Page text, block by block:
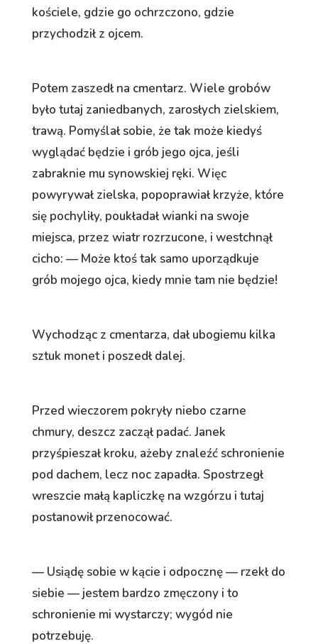
kościele, gdzie go ochrzczono, gdzie
przychodził z ojcem.
Potem zaszedł na cmentarz. Wiele grobów
było tutaj zaniedbanych, zarosłych zielskiem,
trawą. Pomyślał sobie, że tak może kiedyś
wyglądać będzie i grób jego ojca, jeśli
zabraknie mu synowskiej ręki. Więc
powyrywał zielska, popoprawiał krzyże, które
się pochyliły, poukładał wianki na swoje
miejsca, przez wiatr rozrzucone, i westchnął
cicho: — Może ktoś tak samo uporządkuje
grób mojego ojca, kiedy mnie tam nie będzie!
Wychodząc z cmentarza, dał ubogiemu kilka
sztuk monet i poszedł dalej.
Przed wieczorem pokryły niebo czarne
chmury, deszcz zaczął padać. Janek
przyśpieszał kroku, ażeby znaleźć schronienie
pod dachem, lecz noc zapadła. Spostrzegł
wreszcie małą kapliczkę na wzgórzu i tutaj
postanowił przenocować.
— Usiądę sobie w kącie i odpocznę — rzekł do
siebie — jestem bardzo zmęczony i to
schronienie mi wystarczy; wygód nie
potrzebuję.